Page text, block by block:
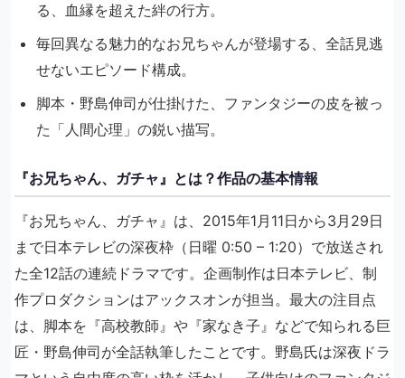
る、血縁を超えた絆の行方。
毎回異なる魅力的なお兄ちゃんが登場する、全話見逃
せないエピソード構成。
脚本・野島伸司が仕掛けた、ファンタジーの皮を被っ
た「人間心理」の鋭い描写。
『お兄ちゃん、ガチャ』とは？作品の基本情報
『お兄ちゃん、ガチャ』は、2015年1月11日から3月29日
まで日本テレビの深夜枠（日曜 0:50 – 1:20）で放送され
た全12話の連続ドラマです。企画制作は日本テレビ、制
作プロダクションはアックスオンが担当。最大の注目点
は、脚本を『高校教師』や『家なき子』などで知られる巨
匠・野島伸司が全話執筆したことです。野島氏は深夜ドラ